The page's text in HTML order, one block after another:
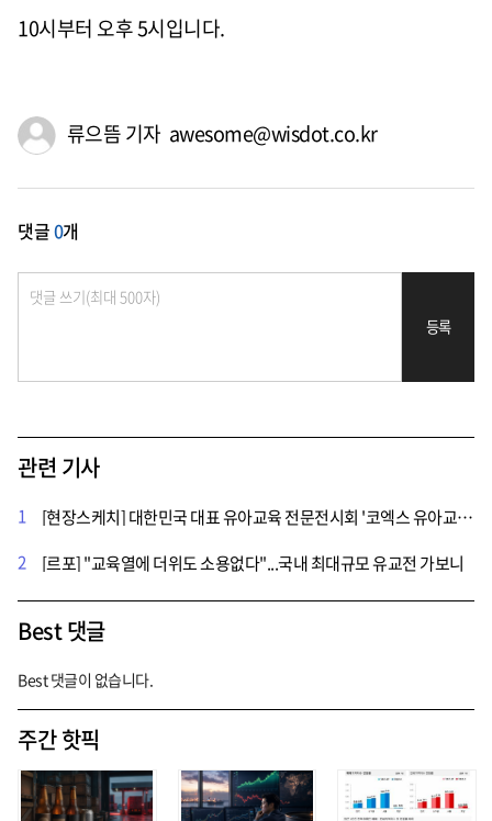
10시부터 오후 5시입니다.
류으뜸 기자 awesome@wisdot.co.kr
댓글0개
등록
관련 기사
1
[현장스케치] 대한민국 대표 유아교육 전문전시회 '코엑스 유아교육전' 개최
2
[르포] "교육열에 더위도 소용없다"...국내 최대규모 유교전 가보니
Best 댓글
Best 댓글이 없습니다.
주간 핫픽